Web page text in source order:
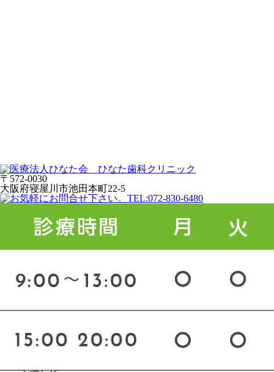
〒572-0030
大阪府寝屋川市池田本町22-5